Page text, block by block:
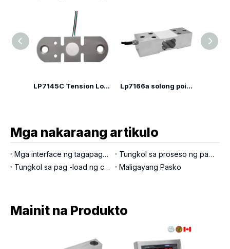
LP7145C Tension Load Cell Lp7166a solong point load cell
Mga nakaraang artikulo
Mga interface ng tagapagpahiwatig ng pagtimbang
Tungkol sa proseso ng paggawa ng locosc para sa mga kaliskis, mga cell ng pag -load, at mga tagapagpahiwatig
Tungkol sa pag -load ng cell load cell
Maligayang Pasko
Mainit na Produkto